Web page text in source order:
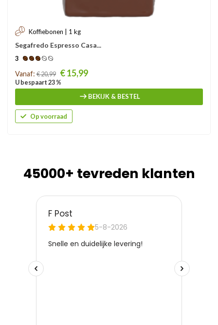
Koffiebonen | 1 kg
Segafredo Espresso Casa...
3
Prijs
Vanaf: € 20,99 € 15,99
U bespaart 23 %
BEKIJK & BESTEL
Op voorraad
45000+ tevreden klanten